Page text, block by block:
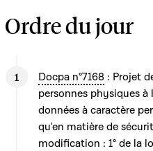
Ordre du jour
Docpa n°7168 : Projet
personnes physiques
données à caractère
qu'en matière de
modification : 1° de la